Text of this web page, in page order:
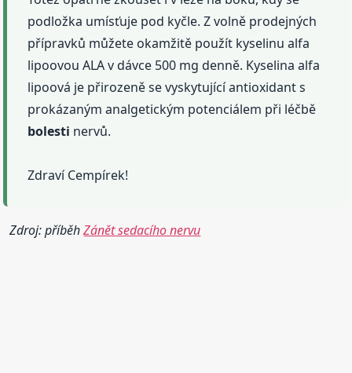
podložka umísťuje pod kyčle. Z volně prodejných
přípravků můžete okamžitě použít kyselinu alfa
lipoovou ALA v dávce 500 mg denně. Kyselina alfa
lipoová je přirozeně se vyskytující antioxidant s
prokázaným analgetickým potenciálem při léčbě
bolesti nervů.
Zdraví Cempírek!
Zdroj: příběhZánět sedacího nervu